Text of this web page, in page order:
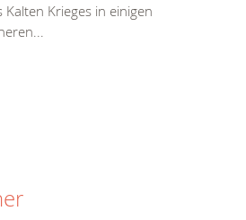
Krieges in einigen